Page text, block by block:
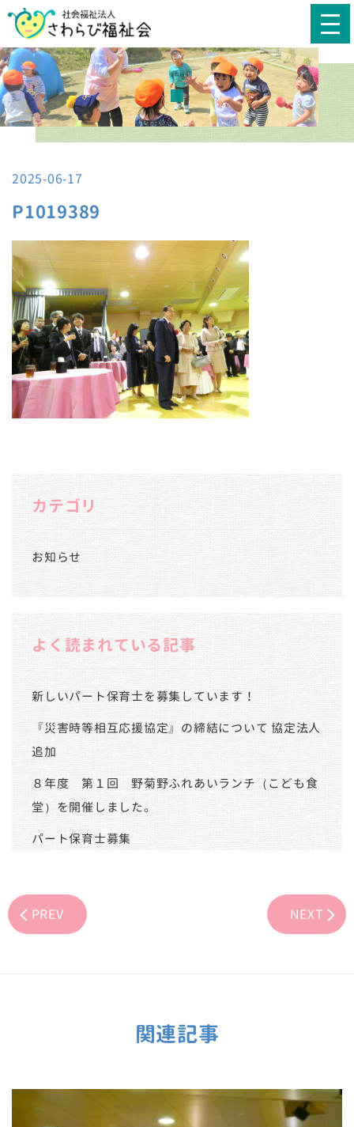
2025-06-17
P1019389
カテゴリ
お知らせ
よく読まれている記事
新しいパート保育士を募集しています！
『災害時等相互応援協定』の締結について 協定法人
追加
８年度 第１回 野菊野ふれあいランチ（こども食
堂）を開催しました。
パート保育士募集
PREV NEXT
関連記事